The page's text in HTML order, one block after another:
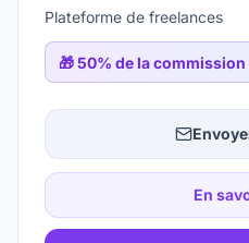
Plateforme de freelances
🎁50% de la commission
En